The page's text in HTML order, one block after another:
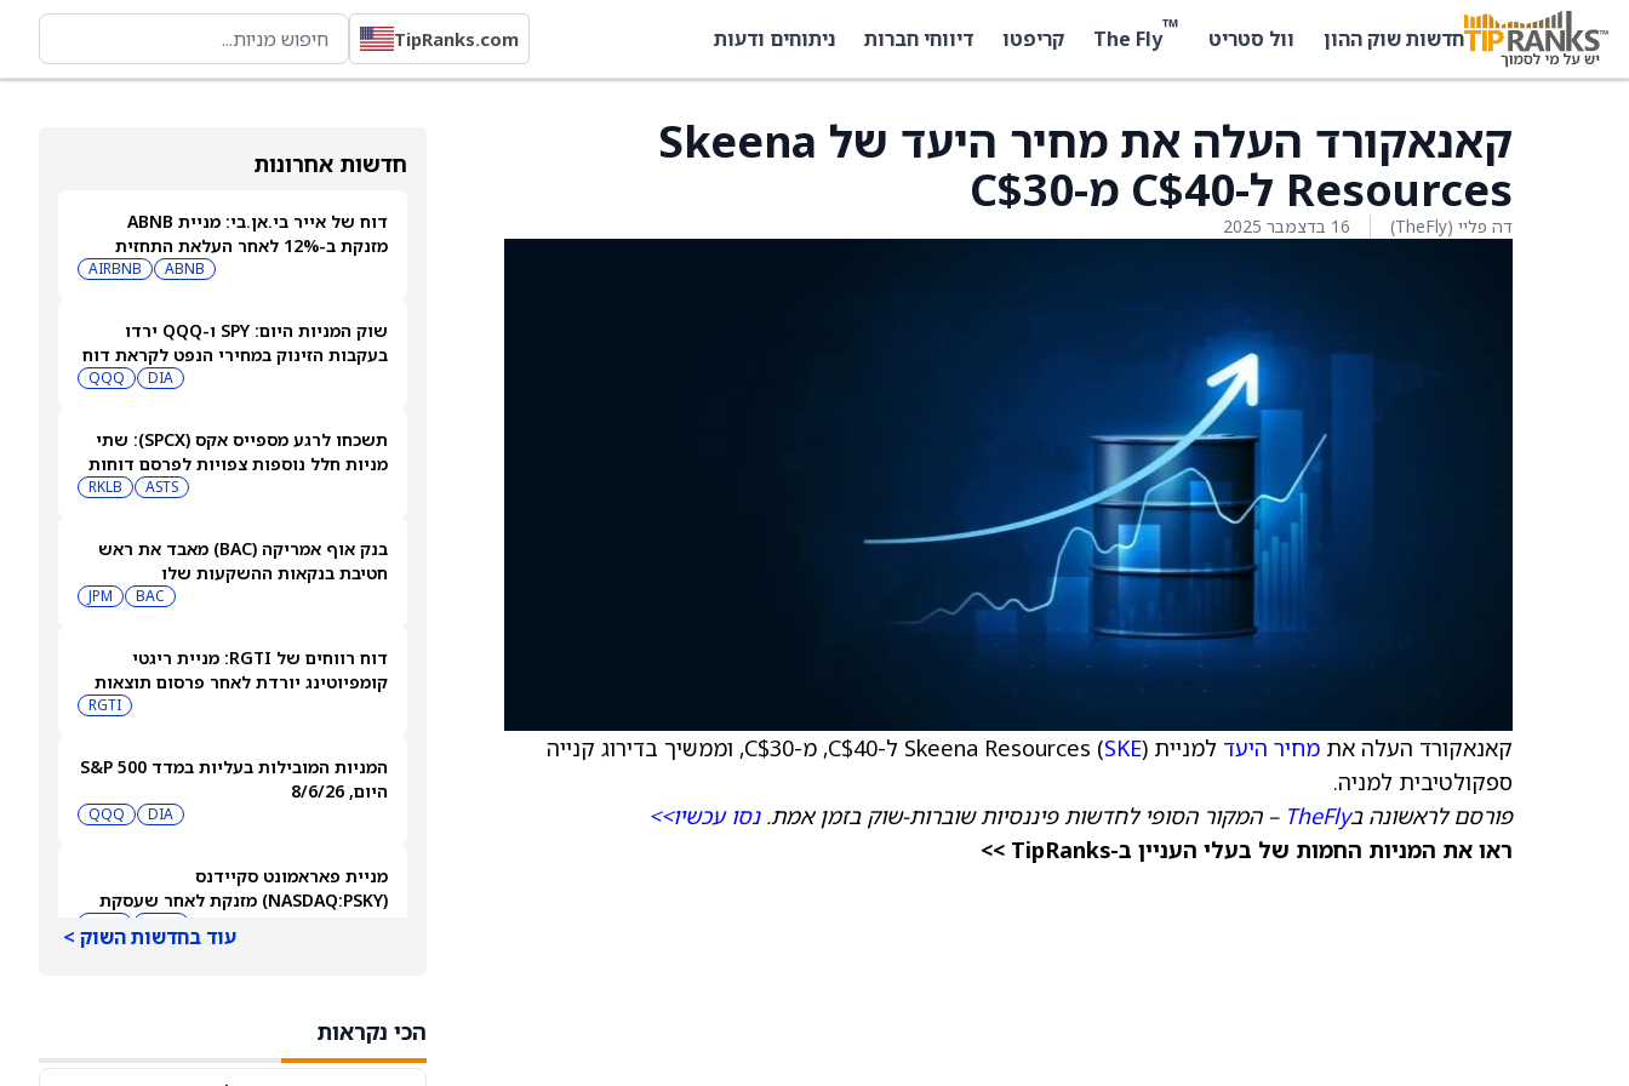
חדשות שוק ההון וול סטריט ™
The Fly קריפטו דיווחי חברות ניתוחים ודעות TipRanks.com
חדשות אחרונות
דוח של אייר בי.אן.בי: מניית ABNB
מזנקת ב-12% לאחר העלאת התחזית
ABNB
AIRBNB
שוק המניות היום: SPY ו-QQQ ירדו
בעקבות הזינוק במחירי הנפט לקראת דוח
DIA
QQQ
תשכחו לרגע מספייס אקס (SPCX): שתי
מניות חלל נוספות צפויות לפרסם דוחות
ASTS
RKLB
בנק אוף אמריקה (BAC) מאבד את ראש
חטיבת בנקאות ההשקעות שלו
BAC
JPM
דוח רווחים של RGTI: מניית ריגטי
קומפיוטינג יורדת לאחר פרסום תוצאות
RGTI
המניות המובילות בעליות במדד S&P 500
היום, 8/6/26
DIA
QQQ
מניית פאראמונט סקיידנס
(NASDAQ:PSKY) מזנקת לאחר שעסקת
המיזוג קיבלה אישור בבריטניה
הרבעון השני
עוד בחדשות השוק >
הכי נקראות
קאנאקורד העלה את מחיר היעד של Skeena
Resources ל-C$40 מ-C$30
דה פליי (TheFly) 16 בדצמבר 2025
קאנאקורד העלה את מחיר היעד למניית Skeena Resources ( SKE
) ל-C$40, מ-C$30, וממשיך בדירוג קנייה
ספקולטיבית למניה.
פורסם לראשונה בTheFly – המקור הסופי לחדשות פיננסיות שוברות-שוק בזמן אמת.נסו עכשיו>>
ראו את המניות החמות של בעלי העניין ב-TipRanks >>